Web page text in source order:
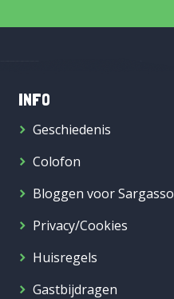
INFO
Geschiedenis
Colofon
Bloggen voor Sargasso
Privacy/Cookies
Huisregels
Gastbijdragen